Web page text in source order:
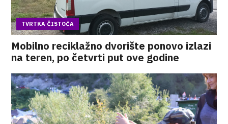
TVRTKA ČISTOĆA
Mobilno reciklažno dvorište ponovo izlazi
na teren, po četvrti put ove godine